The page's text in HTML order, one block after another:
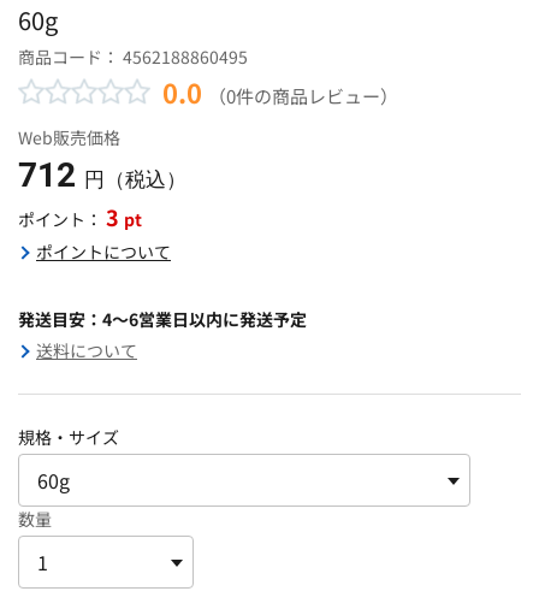
60g
商品コード： 4562188860495
0.0 （0件の商品レビュー）
Web販売価格
712 円（税込）
ポイント： 3 pt
ポイントについて
発送目安：4～6営業日以内に発送予定
送料について
規格・サイズ
数量